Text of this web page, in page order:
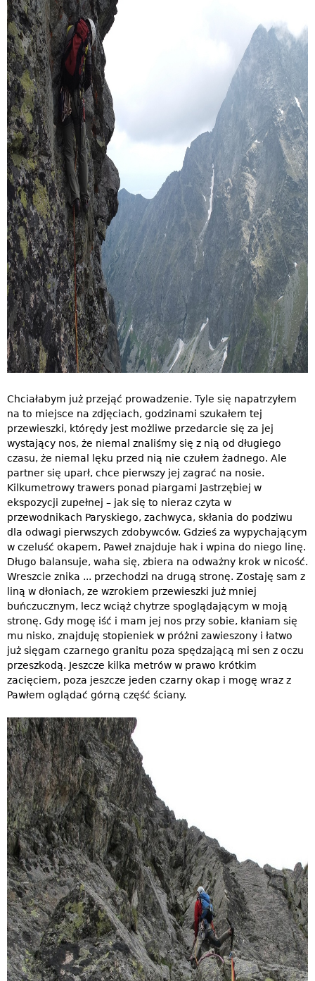
Chciałabym już przejąć prowadzenie. Tyle się napatrzyłem
na to miejsce na zdjęciach, godzinami szukałem tej
przewieszki, którędy jest możliwe przedarcie się za jej
wystający nos, że niemal znaliśmy się z nią od długiego
czasu, że niemal lęku przed nią nie czułem żadnego. Ale
partner się uparł, chce pierwszy jej zagrać na nosie.
Kilkumetrowy trawers ponad piargami Jastrzębiej w
ekspozycji zupełnej – jak się to nieraz czyta w
przewodnikach Paryskiego, zachwyca, skłania do podziwu
dla odwagi pierwszych zdobywców. Gdzieś za wypychającym
w czeluść okapem, Paweł znajduje hak i wpina do niego linę.
Długo balansuje, waha się, zbiera na odważny krok w nicość.
Wreszcie znika ... przechodzi na drugą stronę. Zostaję sam z
liną w dłoniach, ze wzrokiem przewieszki już mniej
buńczucznym, lecz wciąż chytrze spoglądającym w moją
stronę. Gdy mogę iść i mam jej nos przy sobie, kłaniam się
mu nisko, znajduję stopieniek w próżni zawieszony i łatwo
już sięgam czarnego granitu poza spędzającą mi sen z oczu
przeszkodą. Jeszcze kilka metrów w prawo krótkim
zacięciem, poza jeszcze jeden czarny okap i mogę wraz z
Pawłem oglądać górną część ściany.